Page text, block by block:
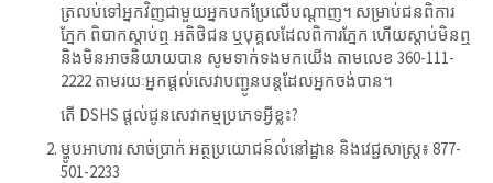
ត្រលប់ទៅអ្នកវិញជាមួយអ្នកបកប្រែលើបណ្ដាញ។ សម្រាប់ជនពិការ
ភ្នែក ពិបាកស្ដាប់ឮ អតិថិជន ឬបុគ្គលដែលពិការភ្នែក ហើយស្ដាប់មិនឮ
និងមិនអាចនិយាយបាន សូមទាក់ទងមកយើង តាមលេខ 360-111-
2222 តាមរយៈអ្នកផ្ដល់សេវាបញ្ជូនបន្តដែលអ្នកចង់បាន។
តើ DSHS ផ្ដល់ជូនសេវាកម្មប្រភេទអ្វីខ្លះ?
ម្ហូបអាហារ សាច់ប្រាក់ អត្ថប្រយោជន៍លំនៅដ្ឋាន និងវេជ្ជសាស្រ្ត៖ 877-
501-2233